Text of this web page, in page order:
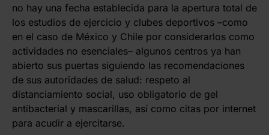
no hay una fecha establecida para la apertura total de
los estudios de ejercicio y clubes deportivos –como
en el caso de México y Chile por considerarlos como
actividades no esenciales– algunos centros ya han
abierto sus puertas siguiendo las recomendaciones
de sus autoridades de salud: respeto al
distanciamiento social, uso obligatorio de gel
antibacterial y mascarillas, así como citas por internet
para acudir a ejercitarse.